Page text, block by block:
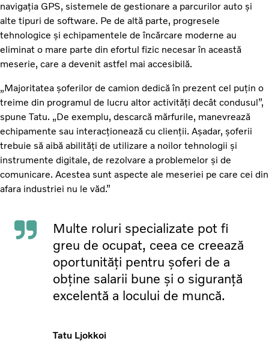
navigația GPS, sistemele de gestionare a parcurilor auto și
alte tipuri de software. Pe de altă parte, progresele
tehnologice și echipamentele de încărcare moderne au
eliminat o mare parte din efortul fizic necesar în această
meserie, care a devenit astfel mai accesibilă.
„Majoritatea șoferilor de camion dedică în prezent cel puțin o
treime din programul de lucru altor activități decât condusul”,
spune Tatu. „De exemplu, descarcă mărfurile, manevrează
echipamente sau interacționează cu clienții. Așadar, șoferii
trebuie să aibă abilități de utilizare a noilor tehnologii și
instrumente digitale, de rezolvare a problemelor și de
comunicare. Acestea sunt aspecte ale meseriei pe care cei din
afara industriei nu le văd.”
Multe roluri specializate pot fi
greu de ocupat, ceea ce creează
oportunități pentru șoferi de a
obține salarii bune și o siguranță
excelentă a locului de muncă.
Tatu Ljokkoi